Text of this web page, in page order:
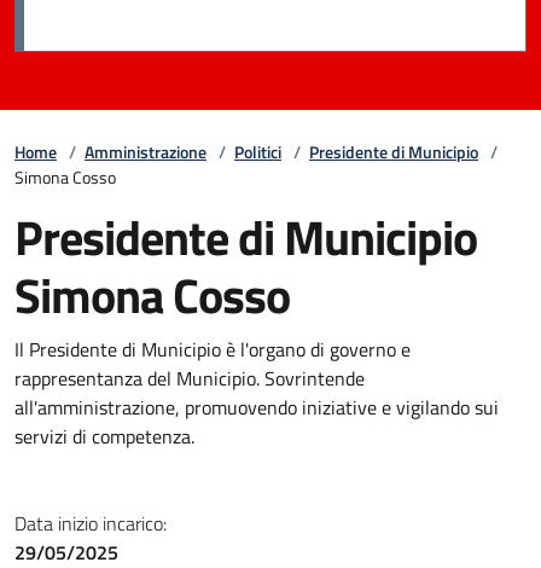
Home / Amministrazione / Politici / Presidente di Municipio /
Simona Cosso
Presidente di Municipio
Simona Cosso
Il Presidente di Municipio è l'organo di governo e
rappresentanza del Municipio. Sovrintende
all'amministrazione, promuovendo iniziative e vigilando sui
servizi di competenza.
Data inizio incarico:
29/05/2025